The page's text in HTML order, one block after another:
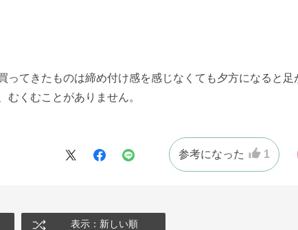
ってきたものは締め付け感を感じなくても夕方になると足
むくむことがありません。
参考になった 1
表示：新しい順